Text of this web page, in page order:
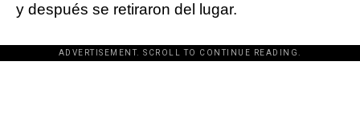
y después se retiraron del lugar.
ADVERTISEMENT. SCROLL TO CONTINUE READING.